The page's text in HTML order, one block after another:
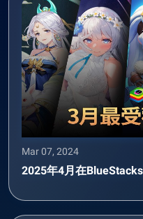
Mar 07, 2024
2025年4月在